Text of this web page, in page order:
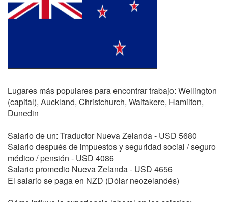
Lugares más populares para encontrar trabajo: Wellington
(capital), Auckland, Christchurch, Waitakere, Hamilton,
Dunedin
Salario de un: Traductor Nueva Zelanda - USD 5680
Salario después de impuestos y seguridad social / seguro
médico / pensión - USD 4086
Salario promedio Nueva Zelanda - USD 4656
El salario se paga en NZD (Dólar neozelandés)